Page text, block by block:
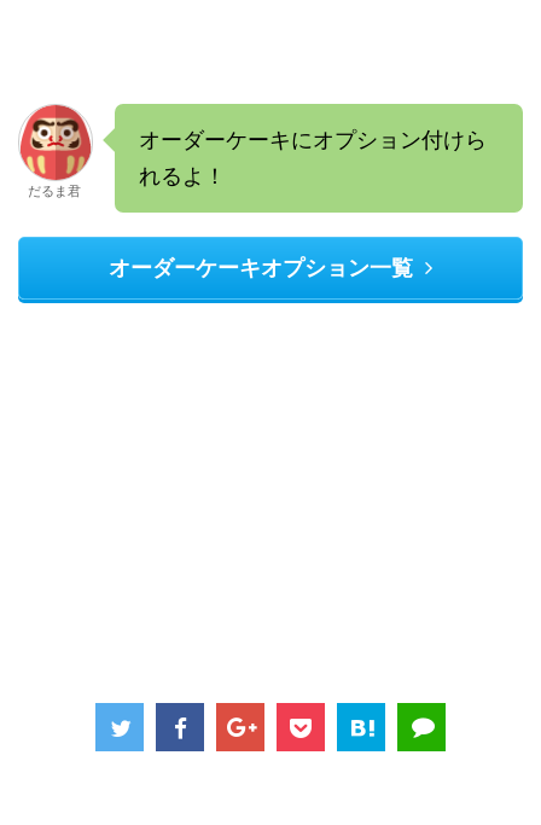
だるま君
オーダーケーキにオプション付けら
れるよ！
オーダーケーキオプション一覧